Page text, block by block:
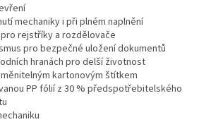
mechaniky i při plném naplnění
rejstříky a rozdělovače
pro bezpečné uložení dokumentů
hranách pro delší životnost
kartonovým štítkem
PP fólií z 30 % předspotřebitelského